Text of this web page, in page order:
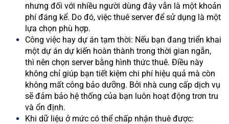
nhưng đối với nhiều người dùng đây vẫn là một khoản
phí đáng kể. Do đó, việc thuê server để sử dụng là một
lựa chọn phù hợp.
Công việc hay dự án tạm thời: Nếu bạn đang triển khai
một dự án dự kiến hoàn thành trong thời gian ngắn,
thì nên chọn server bằng hình thức thuê. Điều này
không chỉ giúp bạn tiết kiệm chi phí hiệu quả mà còn
không mất công bảo dưỡng. Bởi nhà cung cấp dịch vụ
sẽ đảm bảo hệ thống của bạn luôn hoạt động trơn tru
và ổn định.
Khi dữ liệu ở mức có thể chấp nhận thuê được: